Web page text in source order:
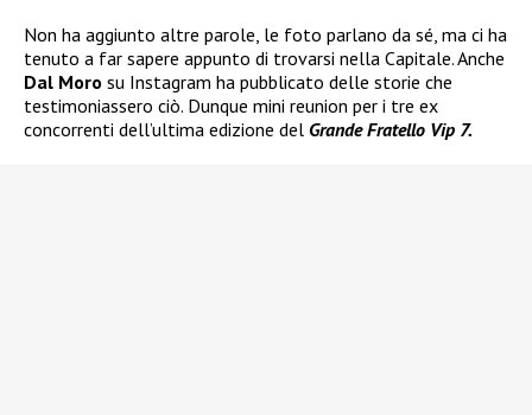
Non ha aggiunto altre parole, le foto parlano da sé, ma ci ha
tenuto a far sapere appunto di trovarsi nella Capitale. Anche
Dal Moro su Instagram ha pubblicato delle storie che
testimoniassero ciò. Dunque mini reunion per i tre ex
concorrenti dell’ultima edizione del Grande Fratello Vip 7.